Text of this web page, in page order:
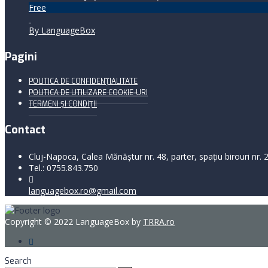
Free
By LanguageBox
Pagini
POLITICA DE CONFIDENȚIALITATE
POLITICA DE UTILIZARE COOKIE-URI
TERMENI ŞI CONDIŢII
Contact
Cluj-Napoca, Calea Mănăştur nr. 48, parter, spaţiu birouri nr. 2
Tel.: 0755.843.750
languagebox.ro@gmail.com
Copyright © 2022 LanguageBox by TRRA.ro
Search